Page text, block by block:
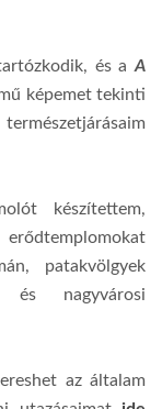
és a A
képemet tekinti
készítettem,
patakvölgyek
és nagyvárosi
az általam